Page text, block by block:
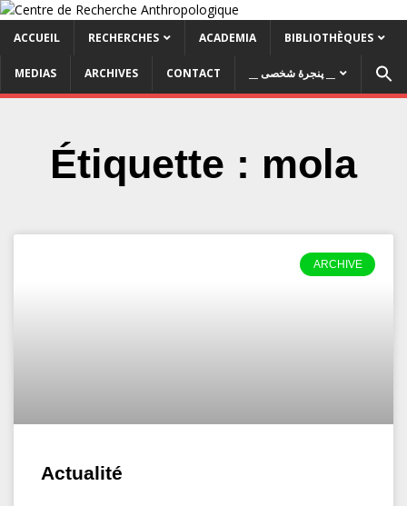
ACCUEIL RECHERCHES ACADEMIA BIBLIOTHÈQUES
MEDIAS ARCHIVES CONTACT __ پنجرۀ شخصی __
Étiquette : mola
ARCHIVE
Actualité